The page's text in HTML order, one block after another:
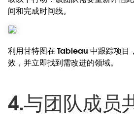
间和完成时间线。
利用甘特图在 Tableau 中跟踪项目
效，并立即找到需改进的领域。
4.与团队成员